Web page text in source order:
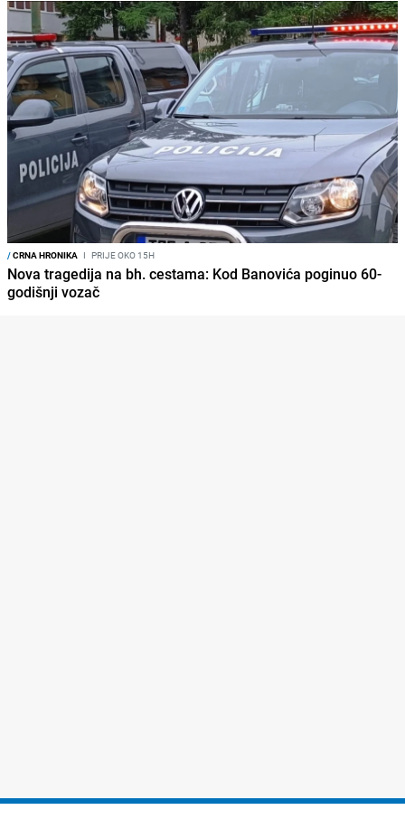
/CRNA HRONIKA I PRIJE OKO 15H
Nova tragedija na bh. cestama: Kod Banovića poginuo 60-
godišnji vozač